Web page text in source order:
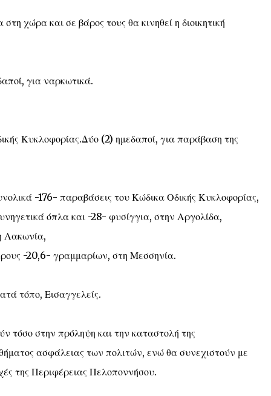
χώρα και σε βάρος τους θα κινηθεί η διοικητική
για ναρκωτικά.
Κυκλοφορίας.Δύο (2) ημεδαποί, για παράβαση της
-176- παραβάσεις του Κώδικα Οδικής Κυκλοφορίας,
όπλα και -28- φυσίγγια, στην Αργολίδα,
Λακωνία,
-20,6- γραμμαρίων, στη Μεσσηνία.
τόπο, Εισαγγελείς.
τόσο στην πρόληψη και την καταστολή της
ασφάλειας των πολιτών, ενώ θα συνεχιστούν με
της Περιφέρειας Πελοποννήσου.